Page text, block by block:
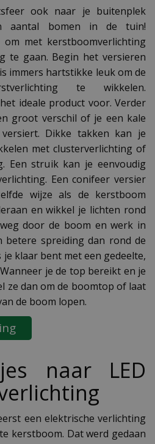
ook naar je buitenplek
aantal bomen in de tuin!
met kerstboomverlichting
te gaan. Begin het versieren
immers hartstikke leuk om de
te wikkelen.
ideale product voor. Verder
groot verschil of je een kale
Dikke takken kan je
met clusterverlichting of
Een struik kan je eenvoudig
Een conifeer versier
wijze als de kerstboom
en wikkel je lichten rond
door de boom en werk in
betere spreiding dan rond de
je klaar bent met een gedeelte,
je de top bereikt en je
ze dan om de boomtop of laat
de boom lopen.
naar LED
een elektrische verlichting
kerstboom. Dat werd gedaan